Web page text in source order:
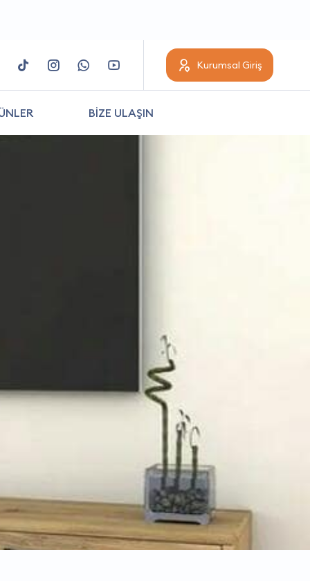
Kurumsal Giriş
BİZE ULAŞIN